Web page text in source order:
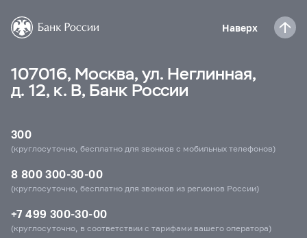
Наверх
107016, Москва, ул. Неглинная,
д. 12, к. В, Банк России
300
(круглосуточно, бесплатно для звонков с мобильных телефонов)
8 800 300-30-00
(круглосуточно, бесплатно для звонков из регионов России)
+7 499 300-30-00
(круглосуточно, в соответствии с тарифами вашего оператора)